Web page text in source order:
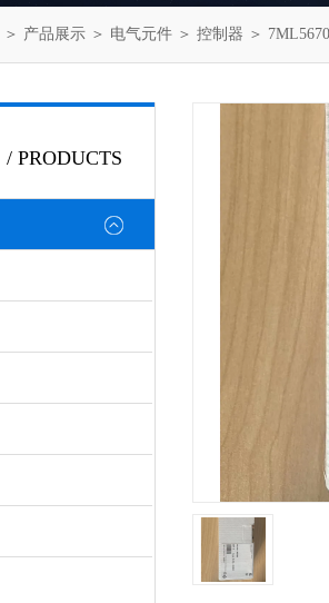
＞ 产品展示 ＞ 电气元件 ＞ 控制器 ＞
/ PRODUCTS